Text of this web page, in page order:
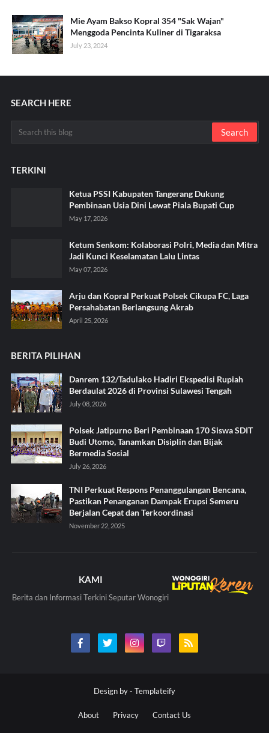
Mie Ayam Bakso Kopral 354 "Sak Wajan"
Menggoda Pencinta Kuliner di Tigaraksa
July 23, 2024
SEARCH HERE
TERKINI
Ketua PSSI Kabupaten Tangerang Dukung
Pembinaan Usia Dini Lewat Piala Bupati Cup
May 17, 2026
Ketum Senkom: Kolaborasi Polri, Media dan Mitra
Jadi Kunci Keselamatan Lalu Lintas
May 07, 2026
Arju dan Kopral Perkuat Polsek Cikupa FC, Laga
Persahabatan Berlangsung Akrab
April 25, 2026
BERITA PILIHAN
Danrem 132/Tadulako Hadiri Ekspedisi Rupiah
Berdaulat 2026 di Provinsi Sulawesi Tengah
July 08, 2026
Polsek Jatipurno Beri Pembinaan 170 Siswa SDIT
Budi Utomo, Tanamkan Disiplin dan Bijak
Bermedia Sosial
July 26, 2026
TNI Perkuat Respons Penanggulangan Bencana,
Pastikan Penanganan Dampak Erupsi Semeru
Berjalan Cepat dan Terkoordinasi
November 22, 2025
KAMI
Berita dan Informasi Terkini Seputar Wonogiri
Design by - Templateify
About Privacy Contact Us